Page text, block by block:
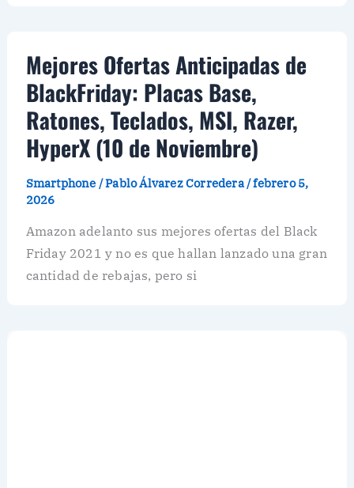
Mejores Ofertas Anticipadas de
BlackFriday: Placas Base,
Ratones, Teclados, MSI, Razer,
HyperX (10 de Noviembre)
Smartphone /Pablo Álvarez Corredera/febrero 5,
2026
Amazon adelanto sus mejores ofertas del Black
Friday 2021 y no es que hallan lanzado una gran
cantidad de rebajas, pero si